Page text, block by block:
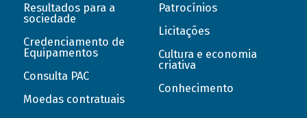
Resultados para a
sociedade
Credenciamento de
Equipamentos
Consulta PAC
Moedas contratuais
Patrocínios
Licitações
Cultura e economia
criativa
Conhecimento